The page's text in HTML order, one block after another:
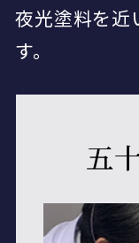
私た
オーバ
電池交
ブラ
ロレッ
症状
夜光塗料を近
す。
五